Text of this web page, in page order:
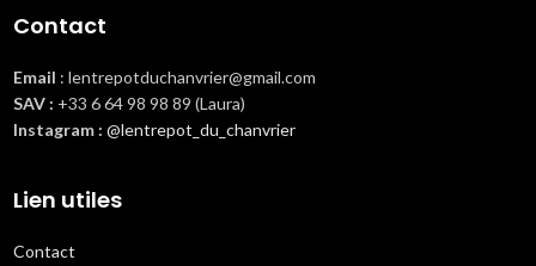
Contact
Email : lentrepotduchanvrier@gmail.com
SAV : +33 6 64 98 98 89 (Laura)
Instagram : @lentrepot_du_chanvrier
Lien utiles
Contact